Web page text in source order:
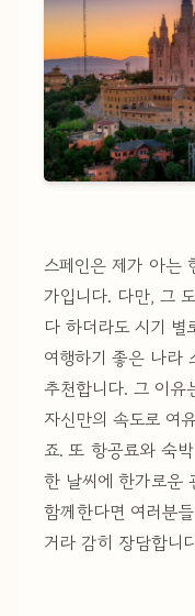
스페인은 제가 아는
가입니다. 다만, 그
다 하더라도 시기 별
여행하기 좋은 나라
추천합니다. 그 이유
자신만의 속도로 여
죠. 또 항공료와 숙
한 날씨에 한가로운
함께한다면 여러분
거라 감히 장담합니